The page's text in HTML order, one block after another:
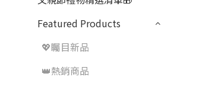
Featured Products
💖矚目新品
👑熱銷商品